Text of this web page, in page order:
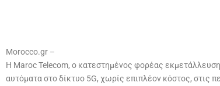
Morocco.gr –
Η Maroc Telecom, ο κατεστημένος φορέας
αυτόματα στο δίκτυο 5G, χωρίς επιπλέον κόστος, στις